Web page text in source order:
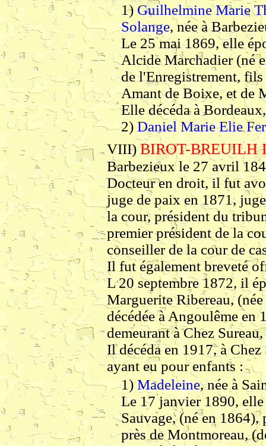
1) Guilhelmine Marie
Solange, née à
Le 25 mai 1869, elle
Alcide Marchadier (né
de l'Enregistrement,
Amant de Boixe, et de
Elle décéda à
2) Daniel Marie Elie
VIII)BIROT-BREUILH
Barbezieux le 27 avril
Docteur en droit, il fut
juge de paix en 1871,
la cour, président du
premier président de la
conseiller de la cour de
Il fut également breveté
L 20 septembre 1872, il
Marguerite Ribereau,
décédée à Angoulême
demeurant à Chez
Il décéda en 1917, à
ayant eu pour enfants :
1)Madeleine, née à
Le 17 janvier 1890,
Sauvage, (né en
près de Montmoreau,